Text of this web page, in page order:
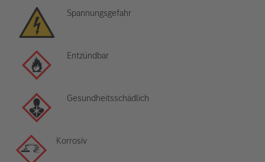
Spannungsgefahr
Entzündbar
Gesundheitsschädlich
Korrosiv